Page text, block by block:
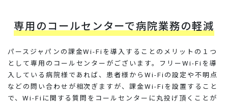
専用のコールセンターで病院業務の軽減
パースジャパンの課金Wi-Fiを導入することのメリットの１つ
として専用のコールセンターがございます。フリーWi-Fiを導
入している病院様であれば、患者様からWi-Fiの設定や不明点
などの問い合わせが相次ぎますが、課金Wi-Fiを設置すること
で、Wi-Fiに関する質問をコールセンターに丸投げ頂くことが